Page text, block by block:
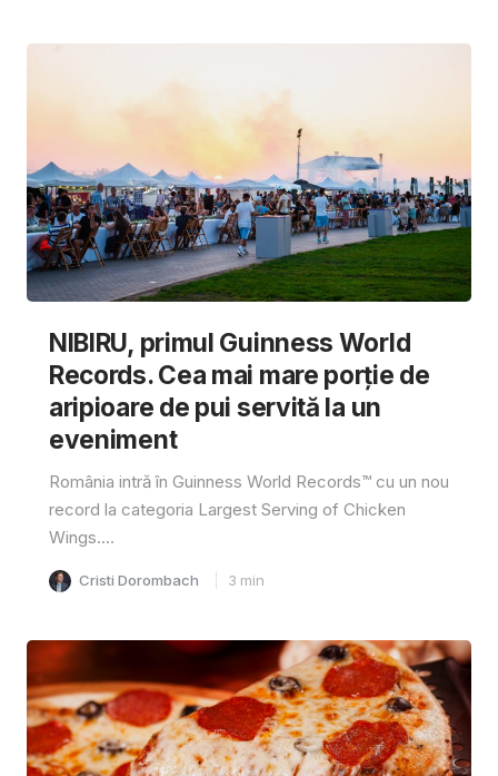
NIBIRU, primul Guinness World
Records. Cea mai mare porție de
aripioare de pui servită la un
eveniment
România intră în Guinness World Records™️ cu un nou
record la categoria Largest Serving of Chicken
Wings....
Cristi Dorombach 3 min